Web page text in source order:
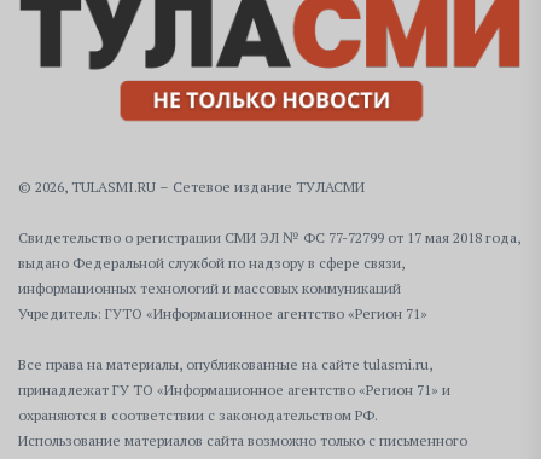
© 2026, TULASMI.RU – Сетевое издание ТУЛАСМИ
Свидетельство о регистрации СМИ ЭЛ № ФС 77-72799 от 17 мая 2018 года,
выдано Федеральной службой по надзору в сфере связи,
информационных технологий и массовых коммуникаций
Учредитель: ГУТО «Информационное агентство «Регион 71»
Все права на материалы, опубликованные на сайте tulasmi.ru,
принадлежат ГУ ТО «Информационное агентство «Регион 71» и
охраняются в соответствии с законодательством РФ.
Использование материалов сайта возможно только с письменного